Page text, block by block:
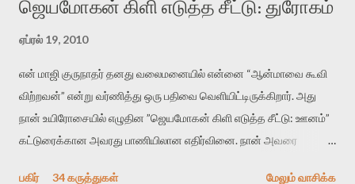
ஜெயமோகன் கிளி எடுத்த சீட்டு: துரோகம்
ஏப்ரல் 19, 2010
என் மாஜி குருநாதர் தனது வலைமனையில் என்னை “ஆன்மாவை கூவி
விற்றவன்” என்று வர்ணித்து ஒரு பதிவை வெளியிட்டிருக்கிறார். அது
நான் உயிரோசையில் எழுதின ”ஜெயமோகன் கிளி எடுத்த சீட்டு: ஊனம்”
கட்டுரைக்கான அவரது பாணியிலான எதிர்வினை. நான் அவரை
பகிர் 34 கருத்துகள் மேலும் வாசிக்க